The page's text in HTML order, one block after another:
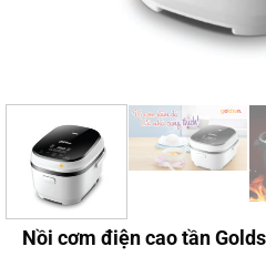
Nồi cơm điện cao tần